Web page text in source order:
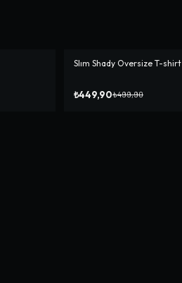
-%10
Slım Shady Oversize T-shirt
₺449,90₺499,90